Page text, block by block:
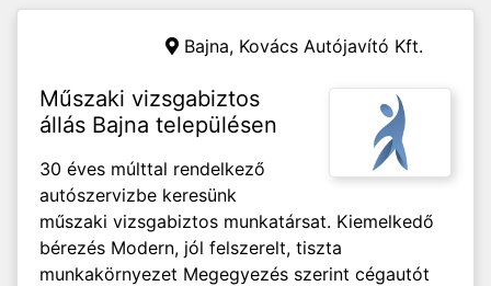
Bajna, Kovács Autójavító Kft.
Műszaki vizsgabiztos
állás Bajna településen
30 éves múlttal rendelkező
autószervizbe keresünk
műszaki vizsgabiztos munkatársat. Kiemelkedő
bérezés Modern, jól felszerelt, tiszta
munkakörnyezet Megegyezés szerint cégautót